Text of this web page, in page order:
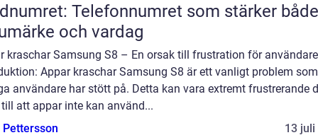
Telefonnumret som stärker både
och vardag
kraschar Samsung S8 – En orsak till frustration för användare
Appar kraschar Samsung S8 är ett vanligt problem som
användare har stött på. Detta kan vara extremt frustrerande
att appar inte kan använd...
13 juli